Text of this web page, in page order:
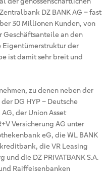
DZ BANK AG – fast
30 Millionen Kunden, von
an den
Eigentümerstruktur der
ist damit sehr breit und
zu denen neben der
DG HYP – Deutsche
der Union Asset
Versicherung AG unter
eG, die WL BANK
die VR Leasing
die DZ PRIVATBANK S.A.
Raiffeisenbanken